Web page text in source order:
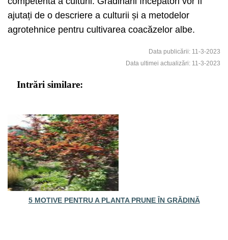
ajutați de o descriere a culturii și a metodelor
agrotehnice pentru cultivarea coacăzelor albe.
Data publicării: 11-3-2023
Data ultimei actualizări: 11-3-2023
Intrări similare:
5 MOTIVE PENTRU A PLANTA PRUNE ÎN GRĂDINĂ